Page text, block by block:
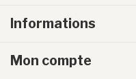
Informations
Mon compte